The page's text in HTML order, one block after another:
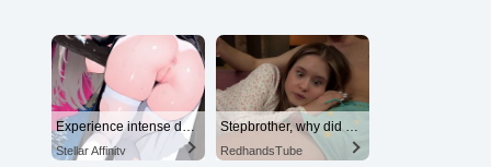
Experience intense desire for girls anytime, anywhere.
Stellar Affinity
Stepbrother, why did you show me your dick? Now I want to fuck you with my wet pussy
RedhandsTube